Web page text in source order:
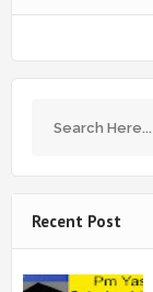
Recent Post